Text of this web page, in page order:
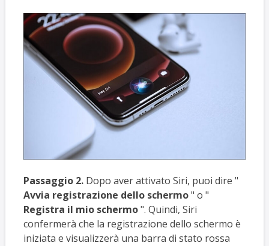
Passaggio 2.Dopo aver attivato Siri, puoi dire "
Avvia registrazione dello schermo" o "
Registra il mio schermo". Quindi, Siri
confermerà che la registrazione dello schermo è
iniziata e visualizzerà una barra di stato rossa